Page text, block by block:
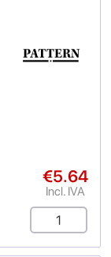
€5.64
Incl. IVA